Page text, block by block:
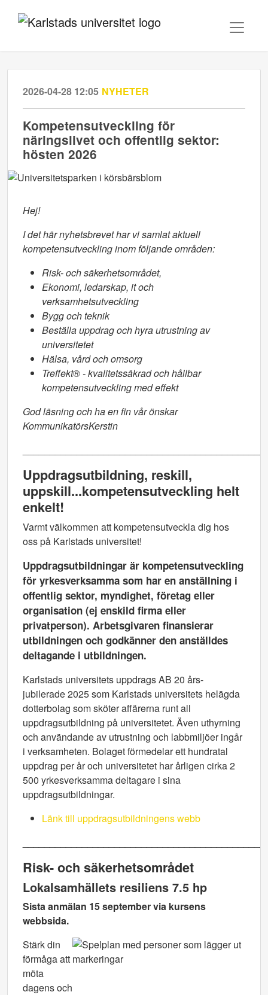
2026-04-28 12:05 NYHETER
Kompetensutveckling för
näringslivet och offentlig sektor:
hösten 2026
Hej!
I det här nyhetsbrevet har vi samlat aktuell
kompetensutveckling inom följande områden:
Risk- och säkerhetsområdet,
Ekonomi, ledarskap, it och
verksamhetsutveckling
Bygg och teknik
Beställa uppdrag och hyra utrustning av
universitetet
Hälsa, vård och omsorg
Treffekt® - kvalitetssäkrad och hållbar
kompetensutveckling med effekt
God läsning och ha en fin vår önskar
KommunikatörsKerstin
Uppdragsutbildning, reskill,
uppskill...kompetensutveckling helt
enkelt!
Varmt välkommen att kompetensutveckla dig hos
oss på Karlstads universitet!
Uppdragsutbildningar är kompetensutveckling
för yrkesverksamma som har en anställning i
offentlig sektor, myndighet, företag eller
organisation (ej enskild firma eller
privatperson). Arbetsgivaren finansierar
utbildningen och godkänner den anställdes
deltagande i utbildningen.
Karlstads universitets uppdrags AB 20 års-
jubilerade 2025 som Karlstads universitets helägda
dotterbolag som sköter affärerna runt all
uppdragsutbildning på universitetet. Även uthyrning
och användande av utrustning och labbmiljöer ingår
i verksamheten. Bolaget förmedelar ett hundratal
uppdrag per år och universitetet har årligen cirka 2
500 yrkesverksamma deltagare i sina
uppdragsutbildningar.
Länk till uppdragsutbildningens webb
Risk- och säkerhetsområdet
Lokalsamhällets resiliens 7.5 hp
Sista anmälan 15 september via kursens
webbsida.
Stärk din
förmåga att
möta
dagens och